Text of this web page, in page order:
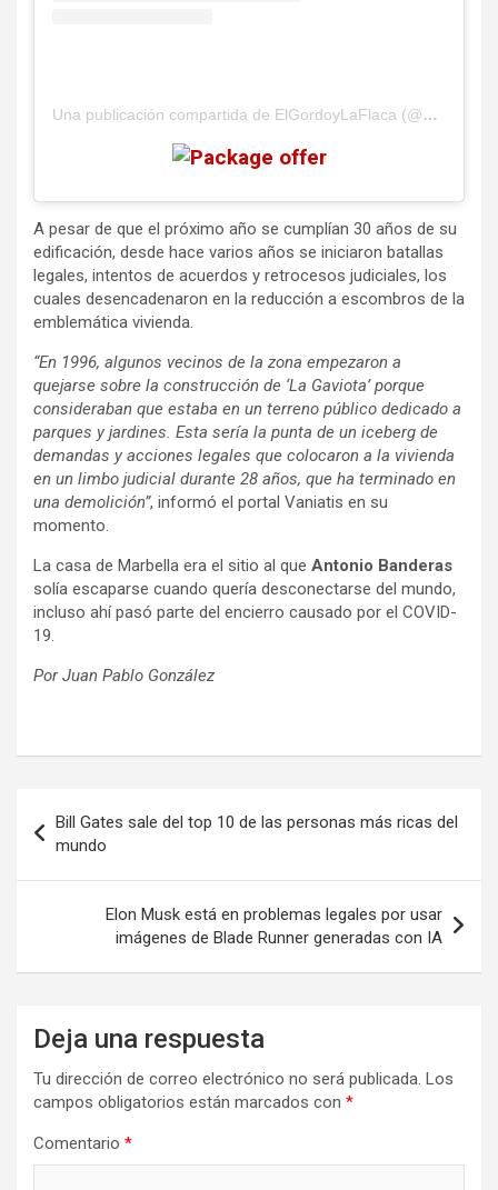
Una publicación compartida de ElGordoyLaFlaca (@elgordoylaflaca)
A pesar de que el próximo año se cumplían 30 años de su
edificación, desde hace varios años se iniciaron batallas
legales, intentos de acuerdos y retrocesos judiciales, los
cuales desencadenaron en la reducción a escombros de la
emblemática vivienda.
“En 1996, algunos vecinos de la zona empezaron a
quejarse sobre la construcción de ‘La Gaviota’ porque
consideraban que estaba en un terreno público dedicado a
parques y jardines. Esta sería la punta de un iceberg de
demandas y acciones legales que colocaron a la vivienda
en un limbo judicial durante 28 años, que ha terminado en
una demolición”, informó el portal Vaniatis en su
momento.
La casa de Marbella era el sitio al que Antonio Banderas
solía escaparse cuando quería desconectarse del mundo,
incluso ahí pasó parte del encierro causado por el COVID-
19.
Por Juan Pablo González
de
entradas
Bill Gates sale del top 10 de las personas más ricas del
mundo
Elon Musk está en problemas legales por usar
imágenes de Blade Runner generadas con IA
Deja una respuesta
Tu dirección de correo electrónico no será publicada. Los
campos obligatorios están marcados con *
Comentario *